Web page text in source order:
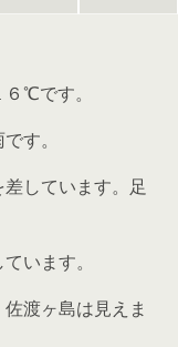
℃です。
す。
しています。足
います。
渡ヶ島は見えま